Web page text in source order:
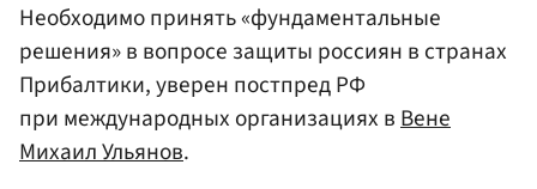
Необходимо принять «фундаментальные
решения» в вопросе защиты россиян в странах
Прибалтики, уверен постпред РФ
при международных организациях вВене
Михаил Ульянов.